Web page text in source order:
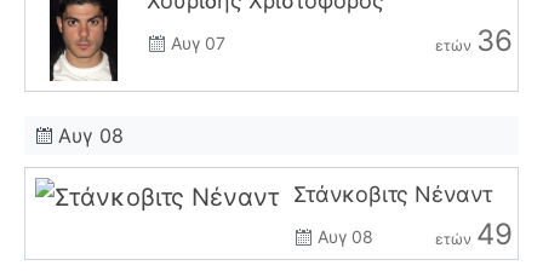
Αυγ 07 ετών 36
Αυγ 08
Στάνκοβιτς Νέναντ
Αυγ 08 ετών 49